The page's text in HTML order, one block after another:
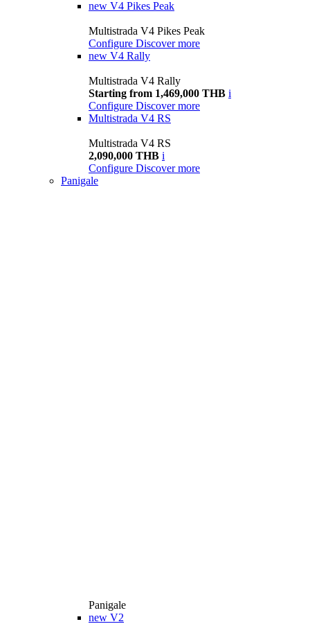
new V4 Pikes Peak
Multistrada V4 Pikes Peak
Configure Discover more
new V4 Rally
Multistrada V4 Rally
Starting from 1,469,000 THB i
Configure Discover more
Multistrada V4 RS
Multistrada V4 RS
2,090,000 THB i
Configure Discover more
Panigale
Panigale
new V2